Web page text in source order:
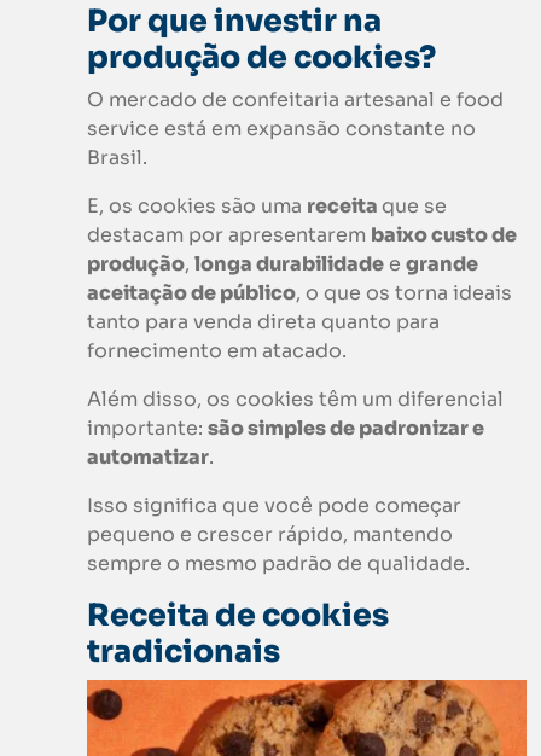
Por que investir na
produção decookies?
O mercado de confeitaria artesanal e food
service está em expansão constante no
Brasil.
E, os cookies são uma receita que se
destacam por apresentarem baixo custo de
produção, longa durabilidade e grande
aceitação de público, o que os torna ideais
tanto para venda direta quanto para
fornecimento em atacado.
Além disso, os cookies têm um diferencial
importante: são simples de padronizar e
automatizar.
Isso significa que você pode começar
pequeno e crescer rápido, mantendo
sempre o mesmo padrão de qualidade.
Receita decookies
tradicionais